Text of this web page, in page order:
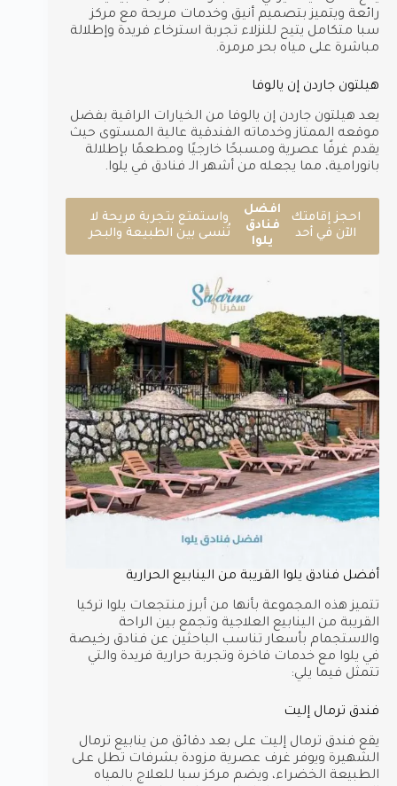
رائعة ويتميز بتصميم أنيق وخدمات مريحة مع مركز
سبا متكامل يتيح للنزلاء تجربة استرخاء فريدة وإطلالة
مباشرة على مياه بحر مرمرة.
هيلتون جاردن إن يالوفا
يعد هيلتون جاردن إن يالوفا من الخيارات الراقية بفضل
موقعه الممتاز وخدماته الفندقية عالية المستوى حيث
يقدم غرفًا عصرية ومسبحًا خارجيًا ومطعمًا بإطلالة
بانورامية، مما يجعله من أشهر الـ فنادق في يلوا.
احجز إقامتك
الآن في أحد
افضل
فنادق
يلوا
واستمتع بتجربة مريحة لا
تُنسى بين الطبيعة والبحر
أفضل فنادق يلوا القريبة من الينابيع الحرارية
تتميز هذه المجموعة بأنها من أبرز منتجعات يلوا تركيا
القريبة من الينابيع العلاجية وتجمع بين الراحة
والاستجمام بأسعار تناسب الباحثين عن فنادق رخيصة
في يلوا مع خدمات فاخرة وتجربة حرارية فريدة والتي
تتمثل فيما يلي:
فندق ترمال إليت
يقع فندق ترمال إليت على بعد دقائق من ينابيع ترمال
الشهيرة ويوفر غرف عصرية مزودة بشرفات تطل على
الطبيعة الخضراء، ويضم مركز سبا للعلاج بالمياه